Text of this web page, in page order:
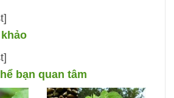
bạn quan tâm